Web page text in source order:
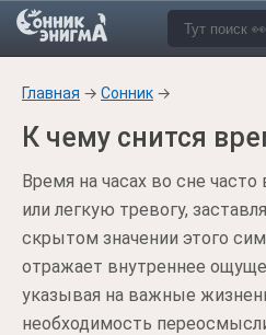
Главная → Сонник →
К чему снится
Время на часах во сне
или легкую тревогу,
скрытом значении этого
отражает внутреннее
указывая на важные
необходимость